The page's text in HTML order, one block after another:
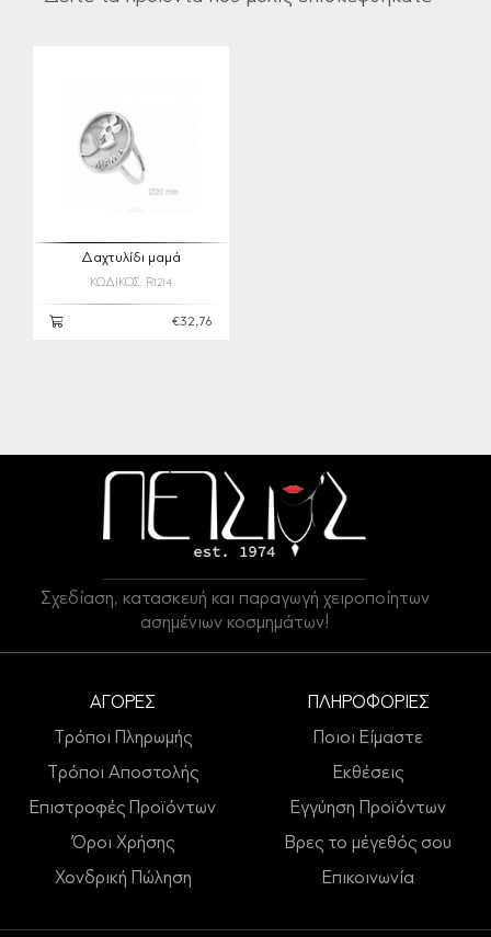
Δαχτυλίδι μαμά
ΚΩΔΙΚΟΣ: R1214
€32,76
Σχεδίαση, κατασκευή και παραγωγή χειροποίητων
ασημένιων κοσμημάτων!
ΑΓΟΡΕΣ
Τρόποι Πληρωμής
Τρόποι Αποστολής
Επιστροφές Προϊόντων
Όροι Χρήσης
Χονδρική Πώληση
ΠΛΗΡΟΦΟΡΙΕΣ
Ποιοι Είμαστε
Εκθέσεις
Εγγύηση Προϊόντων
Βρες το μέγεθός σου
Επικοινωνία